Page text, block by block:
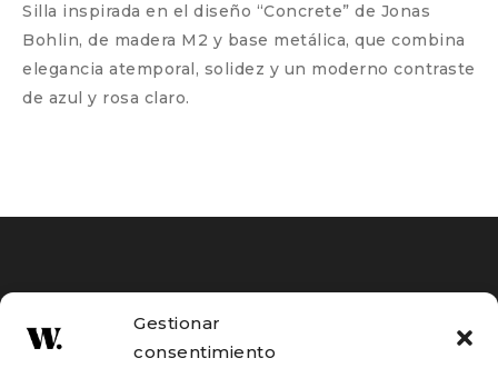
Gestionar
consentimiento
Silla inspirada en el diseño “Concrete” de Jonas
Bohlin, de madera M2 y base metálica, que combina
elegancia atemporal, solidez y un moderno contraste
de azul y rosa claro.